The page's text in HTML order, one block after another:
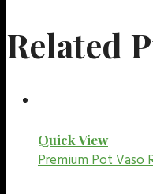
Related
Quick View
Premium PotVaso